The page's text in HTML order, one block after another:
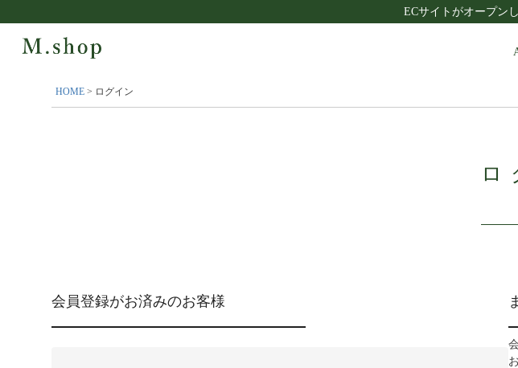
ECサイトがオープ
HOME ログイン
ロ
会員登録がお済みのお客様